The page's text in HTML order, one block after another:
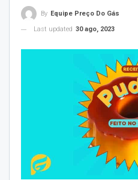
By Equipe Preço Do Gás
Last updated 30 ago, 2023